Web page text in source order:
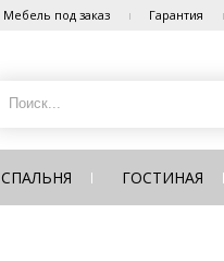
Мебель под заказ Гарантия
СПАЛЬНЯ ГОСТИНАЯ